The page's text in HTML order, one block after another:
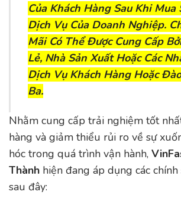
Của Khách Hàng Sau Khi Mua
Dịch Vụ Của Doanh Nghiệp.
Mãi Có Thể Được Cung Cấp
Lẻ, Nhà Sản Xuất Hoặc Các
Dịch Vụ Khách Hàng Hoặc
Ba.
Nhằm cung cấp trải nghiệm tốt
hàng và giảm thiểu rủi ro về sự
hóc trong quá trình vận hành,
Thành hiện đang áp dụng các
sau đây: